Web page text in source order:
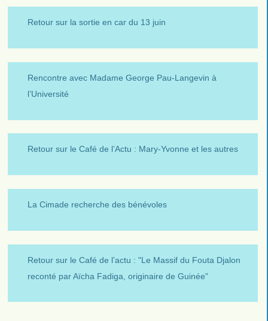
Retour sur la sortie en car du 13 juin
Rencontre avec Madame George Pau-Langevin à
l’Université
Retour sur le Café de l’Actu : Mary-Yvonne et les autres
La Cimade recherche des bénévoles
Retour sur le Café de l’actu : "Le Massif du Fouta Djalon
reconté par Aïcha Fadiga, originaire de Guinée"